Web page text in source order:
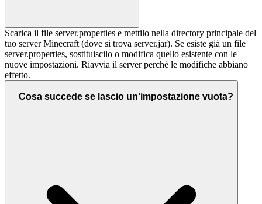
Scarica il file server.properties e mettilo nella directory principale del
tuo server Minecraft (dove si trova server.jar). Se esiste già un file
server.properties, sostituiscilo o modifica quello esistente con le
nuove impostazioni. Riavvia il server perché le modifiche abbiano
effetto.
Cosa succede se lascio un'impostazione vuota?